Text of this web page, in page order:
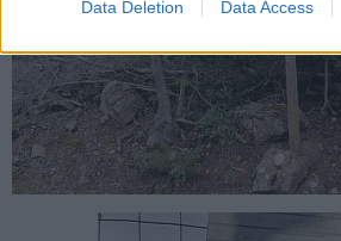
Data Deletion Data Access